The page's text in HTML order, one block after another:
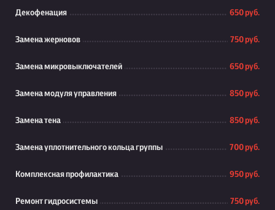
Декофенация 650 руб.
Замена жерновов 750 руб.
Замена микровыключателей 650 руб.
Замена модуля управления 850 руб.
Замена тена 850 руб.
Замена уплотнительного кольца группы 700 руб.
Комплексная профилактика 950 руб.
Ремонт гидросистемы 750 руб.